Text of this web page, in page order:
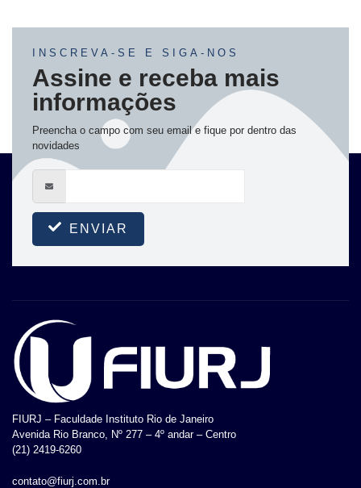
INSCREVA-SE E SIGA-NOS
Assine e receba mais
informações
Preencha o campo com seu email e fique por dentro das
novidades
ENVIAR
FIURJ – Faculdade Instituto Rio de Janeiro
Avenida Rio Branco, Nº 277 – 4º andar – Centro
(21) 2419-6260
contato@fiurj.com.br